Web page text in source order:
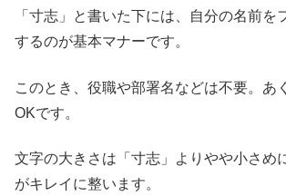
「寸志」と書いた下には、自分の名前を
するのが基本マナーです。
このとき、役職や部署名などは不要。あ
OKです。
文字の大きさは「寸志」よりやや小さめ
がキレイに整います。